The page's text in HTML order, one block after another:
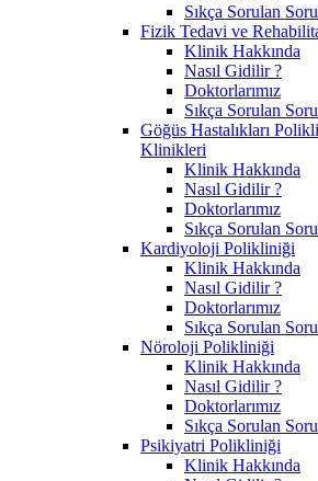
Sıkça Sorulan
Fizik Tedavi ve
Klinik Hakkında
Nasıl Gidilir ?
Doktorlarımız
Sıkça Sorulan
Göğüs Hastalıkları
Klinikleri
Klinik Hakkında
Nasıl Gidilir ?
Doktorlarımız
Sıkça Sorulan
Kardiyoloji Polikliniği
Klinik Hakkında
Nasıl Gidilir ?
Doktorlarımız
Sıkça Sorulan
Nöroloji Polikliniği
Klinik Hakkında
Nasıl Gidilir ?
Doktorlarımız
Sıkça Sorulan
Psikiyatri Polikliniği
Klinik Hakkında